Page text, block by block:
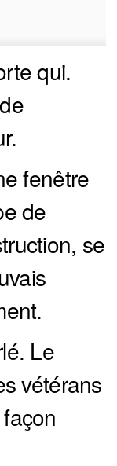
qui.
fenêtre
de
se
Le
vétérans